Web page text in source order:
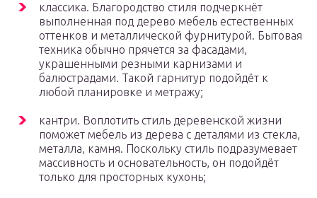
классика. Благородство стиля подчеркнёт
выполненная под дерево мебель естественных
оттенков и металлической фурнитурой. Бытовая
техника обычно прячется за фасадами,
украшенными резными карнизами и
балюстрадами. Такой гарнитур подойдёт к
любой планировке и метражу;
кантри. Воплотить стиль деревенской жизни
поможет мебель из дерева с деталями из стекла,
металла, камня. Поскольку стиль подразумевает
массивность и основательность, он подойдёт
только для просторных кухонь;